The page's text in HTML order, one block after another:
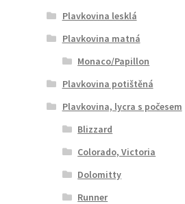
Plavkovina lesklá
Plavkovina matná
Monaco/Papillon
Plavkovina potištěná
Plavkovina, lycra s počesem
Blizzard
Colorado, Victoria
Dolomitty
Runner